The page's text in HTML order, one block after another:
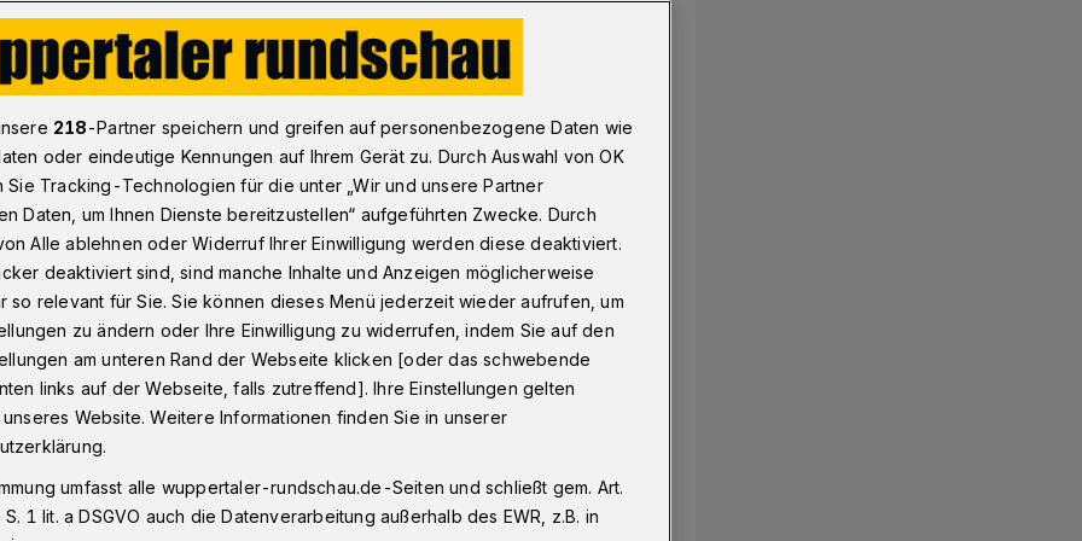
KiKA​: Elli überzeugte im Casting für Serie
im Casting für
Die 16-jährige
für eine Hauptrolle in der KiKA-
218-Partner speichern und greifen auf personenbezogene Daten wie
oder eindeutige Kennungen auf Ihrem Gerät zu. Durch Auswahl von OK
Sie Tracking-Technologien für die unter „Wir und unsere Partner
Daten, um Ihnen Dienste bereitzustellen“ aufgeführten Zwecke. Durch
Alle ablehnen oder Widerruf Ihrer Einwilligung werden diese deaktiviert.
deaktiviert sind, sind manche Inhalte und Anzeigen möglicherweise
so relevant für Sie. Sie können dieses Menü jederzeit wieder aufrufen, um
zu ändern oder Ihre Einwilligung zu widerrufen, indem Sie auf den
am unteren Rand der Webseite klicken [oder das schwebende
links auf der Webseite, falls zutreffend]. Ihre Einstellungen gelten
Website. Weitere Informationen finden Sie in unserer
umfasst alle wuppertaler-rundschau.de-Seiten und schließt gem. Art.
1 lit. a DSGVO auch die Datenverarbeitung außerhalb des EWR, z.B. in